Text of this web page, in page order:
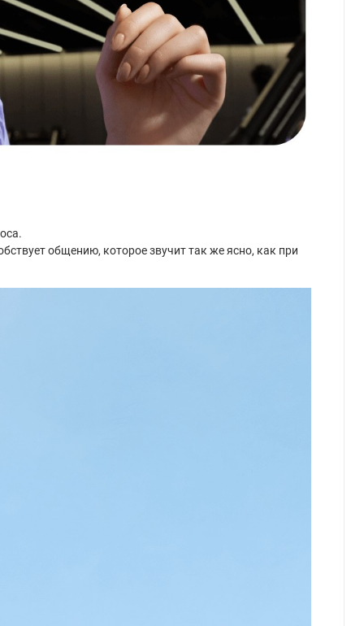
общению, которое звучит так же ясно, как при